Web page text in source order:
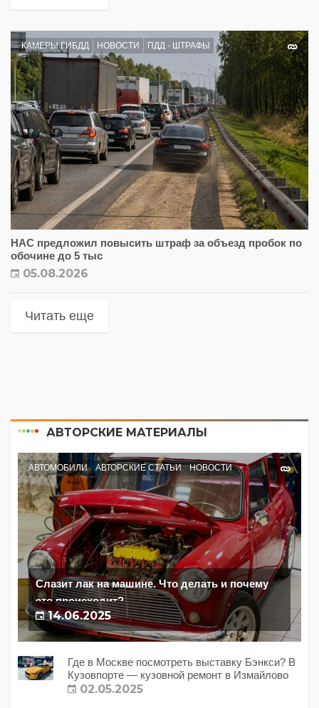
КАМЕРЫ ГИБДД НОВОСТИ ПДД - ШТРАФЫ
НАС предложил повысить штраф за объезд пробок по
обочине до 5 тыс
05.08.2026
Читать еще
АВТОРСКИЕ МАТЕРИАЛЫ
АВТОМОБИЛИ АВТОРСКИЕ СТАТЬИ НОВОСТИ
Слазит лак на машине. Что делать и почему
это происходит?
14.06.2025
Где в Москве посмотреть выставку Бэнкси? В
Кузовпорте — кузовной ремонт в Измайлово
02.05.2025